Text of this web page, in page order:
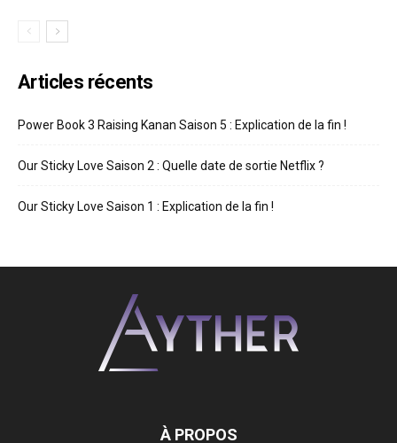
Articles récents
Power Book 3 Raising Kanan Saison 5 : Explication de la fin !
Our Sticky Love Saison 2 : Quelle date de sortie Netflix ?
Our Sticky Love Saison 1 : Explication de la fin !
À PROPOS